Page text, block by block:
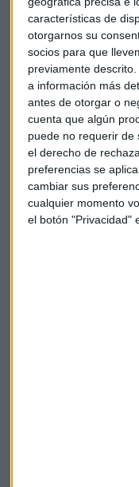
características de
otorgarnos su
socios para que
previamente
a información más
antes de otorgar o
cuenta que algún
puede no requerir de
el derecho de
preferencias se
cambiar sus
cualquier momento
el botón "Privacidad"
Señales
índices
"Es un año
estado siempre muy
reconoce Doblado,
profundidad de
inquietantes" que, de
sería la primera vez
El análisis técnico
bajistas en varios